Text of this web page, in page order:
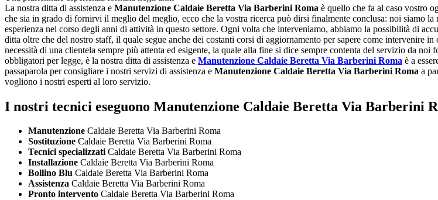
La nostra ditta di assistenza e Manutenzione Caldaie Beretta Via Barberini Roma è quello che fa al caso vostro
che sia in grado di fornirvi il meglio del meglio, ecco che la vostra ricerca può dirsi finalmente conclusa: noi siamo
esperienza nel corso degli anni di attività in questo settore. Ogni volta che interveniamo, abbiamo la possibilità di
ditta oltre che del nostro staff, il quale segue anche dei costanti corsi di aggiornamento per sapere come intervenire
necessità di una clientela sempre più attenta ed esigente, la quale alla fine si dice sempre contenta del servizio da
obbligatori per legge, è la nostra ditta di assistenza e Manutenzione Caldaie Beretta Via Barberini Roma è a
passaparola per consigliare i nostri servizi di assistenza e Manutenzione Caldaie Beretta Via Barberini Roma a
vogliono i nostri esperti al loro servizio.
I nostri tecnici eseguono Manutenzione Caldaie Beretta Via Barberini
Manutenzione Caldaie Beretta Via Barberini Roma
Sostituzione Caldaie Beretta Via Barberini Roma
Tecnici specializzatiCaldaie Beretta Via Barberini Roma
Installazione Caldaie Beretta Via Barberini Roma
Bollino Blu Caldaie Beretta Via Barberini Roma
Assistenza Caldaie Beretta Via Barberini Roma
Pronto intervento Caldaie Beretta Via Barberini Roma